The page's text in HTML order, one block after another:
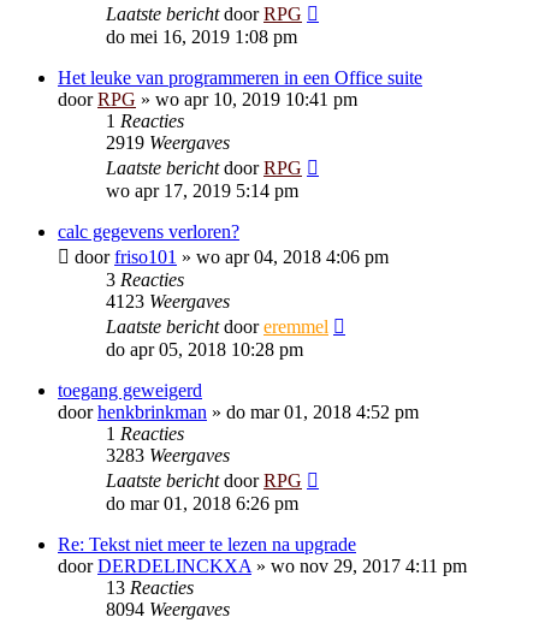
Laatste berichtdoorRPG
do mei 16, 2019 1:08 pm
Het leuke van programmeren in een Office suite
doorRPG » wo apr 10, 2019 10:41 pm
1 Reacties
2919 Weergaves
Laatste berichtdoorRPG
wo apr 17, 2019 5:14 pm
calc gegevens verloren?
doorfriso101 » wo apr 04, 2018 4:06 pm
3 Reacties
4123 Weergaves
Laatste berichtdooreremmel
do apr 05, 2018 10:28 pm
toegang geweigerd
doorhenkbrinkman » do mar 01, 2018 4:52 pm
1 Reacties
3283 Weergaves
Laatste berichtdoorRPG
do mar 01, 2018 6:26 pm
Re: Tekst niet meer te lezen na upgrade
doorDERDELINCKXA » wo nov 29, 2017 4:11 pm
13 Reacties
8094 Weergaves